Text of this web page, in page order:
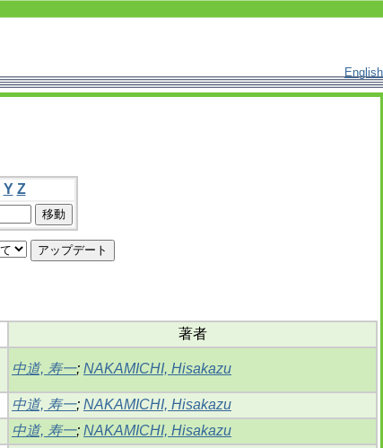
English
Y Z
著者
中道, 寿一; NAKAMICHI, Hisakazu
中道, 寿一; NAKAMICHI, Hisakazu
中道, 寿一; NAKAMICHI, Hisakazu